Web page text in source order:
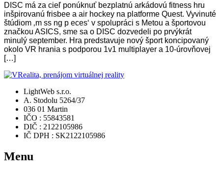
DISC má za cieľ ponúknuť bezplatnú arkádovú fitness hru
inšpirovanú frisbee a air hockey na platforme Quest. Vyvinuté
štúdiom ‚m ss ng p eces‘ v spolupráci s Metou a športovou
značkou ASICS, sme sa o DISC dozvedeli po prvýkrát
minulý september. Hra predstavuje nový šport koncipovaný
okolo VR hrania s podporou 1v1 multiplayer a 10-úrovňovej
[…]
LightWeb s.r.o.
A. Stodolu 5264/37
036 01 Martin
IČO : 55843581
DIČ : 2122105986
IČ DPH : SK2122105986
Menu